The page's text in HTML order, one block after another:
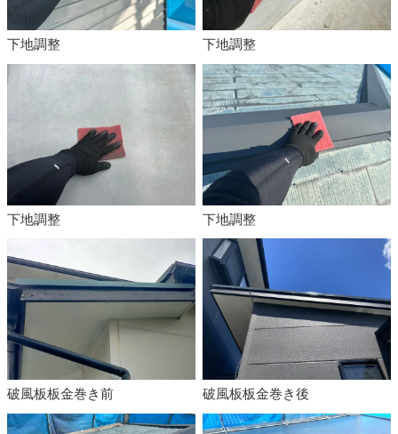
下地調整 下地調整
下地調整 下地調整
破風板板金巻き前 破風板板金巻き後